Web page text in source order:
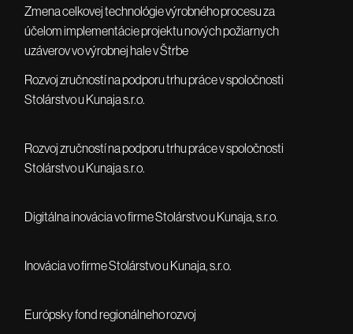
Zmena celkovej technológie výrobného procesu za
účelom implementácie projektu nových požiarnych
uzáverov vo výrobnej hale v Štrbe
Rozvoj zručností na podporu trhu práce v spoločnosti
Stolárstvo u Kunaja s.r.o.
Rozvoj zručností na podporu trhu práce v spoločnosti
Stolárstvo u Kunaja s.r.o.
Digitálna inovácia vo firme Stolárstvo u Kunaja, s.r.o.
Inovácia vo firme Stolárstvo u Kunaja, s.r.o.
Európsky fond regionálneho rozvoj